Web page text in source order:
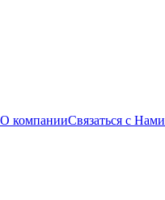
О компанииСвязаться с Нами